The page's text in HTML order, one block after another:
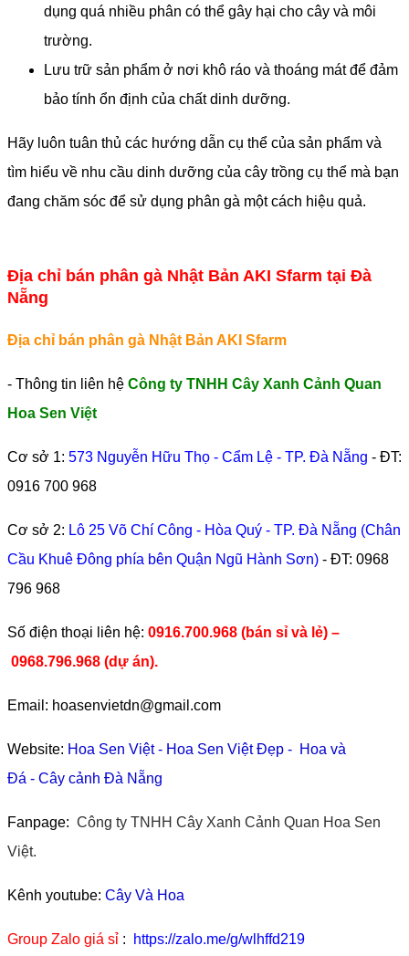
dụng quá nhiều phân có thể gây hại cho cây và môi
trường.
Lưu trữ sản phẩm ở nơi khô ráo và thoáng mát để đảm
bảo tính ổn định của chất dinh dưỡng.
Hãy luôn tuân thủ các hướng dẫn cụ thể của sản phẩm và
tìm hiểu về nhu cầu dinh dưỡng của cây trồng cụ thể mà bạn
đang chăm sóc để sử dụng phân gà một cách hiệu quả.
Địa chỉ bán phân gà Nhật Bản AKI Sfarm tại Đà
Nẵng
Địa chỉ bán phân gà Nhật Bản AKI Sfarm
- Thông tin liên hệ Công ty TNHH Cây Xanh Cảnh Quan
Hoa Sen Việt
Cơ sở 1: 573 Nguyễn Hữu Thọ - Cẩm Lệ - TP. Đà Nẵng - ĐT:
0916 700 968
Cơ sở 2: Lô 25 Võ Chí Công - Hòa Quý - TP. Đà Nẵng (Chân
Cầu Khuê Đông phía bên Quận Ngũ Hành Sơn) - ĐT: 0968
796 968
​Số điện thoại liên hệ: 0916.700.968 (bán sỉ và lẻ) –
0968.796.968 (dự án).
Email: hoasenvietdn@gmail.com
Website: Hoa Sen Việt- Hoa Sen Việt Đẹp - Hoa và
Đá - Cây cảnh Đà Nẵng
Fanpage: Công ty TNHH Cây Xanh Cảnh Quan Hoa Sen
Việt.
Kênh youtube: Cây Và Hoa
Group Zalo giá sỉ : https://zalo.me/g/wlhffd219